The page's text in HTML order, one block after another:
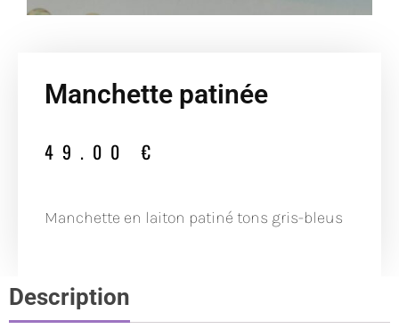
Manchette patinée
49.00€
Manchette en laiton patiné tons gris-bleus
Description